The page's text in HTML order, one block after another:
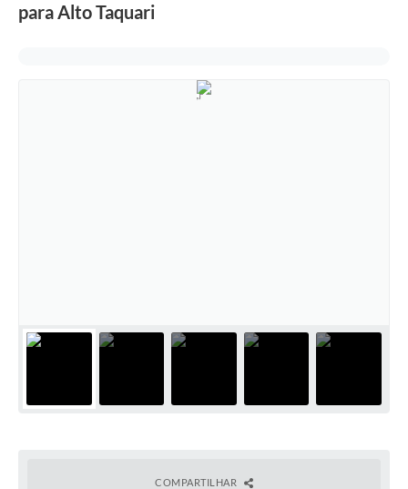
para Alto Taquari
COMPARTILHAR